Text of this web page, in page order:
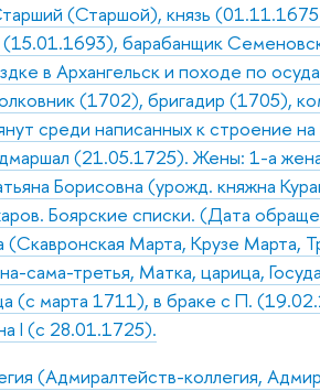
(Старшой), князь
(15.01.1693), барабанщик
в Архангельск и походе по
(1702), бригадир (1705),
среди написанных к строение
(21.05.1725). Жены: 1-а
Борисовна (урожд. княжна
Боярские списки. (Дата
(Скавронская Марта, Крузе Марта,
сама-третья, Матка, царица,
(с марта 1711), в браке с П.
I (с 28.01.1725).
(Адмиралтейств-коллегия,